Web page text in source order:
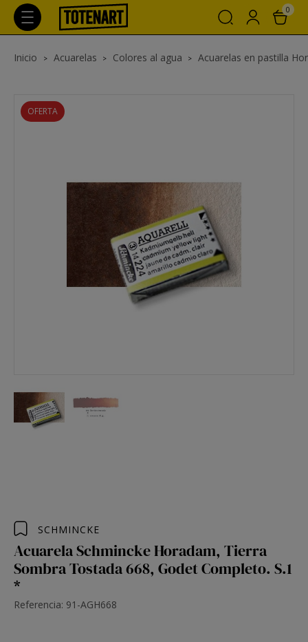
0
Inicio Acuarelas Colores al agua Acuarelas en pastilla
OFERTA
SCHMINCKE
Acuarela Schmincke Horadam, Tierra
Sombra Tostada 668, Godet Completo. S.1
*
Referencia: 91-AGH668